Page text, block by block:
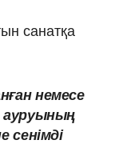
санатқа
немесе
ауруының
сенімді